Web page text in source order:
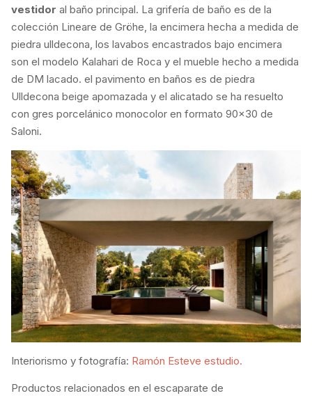
vestidor al baño principal. La grifería de baño es de la
colección Lineare de Gröhe, la encimera hecha a medida de
piedra ulldecona, los lavabos encastrados bajo encimera
son el modelo Kalahari de Roca y el mueble hecho a medida
de DM lacado. el pavimento en baños es de piedra
Ulldecona beige apomazada y el alicatado se ha resuelto
con gres porcelánico monocolor en formato 90×30 de
Saloni.
Interiorismo y fotografía: Ramón Esteve estudio.
Productos relacionados en el escaparate de